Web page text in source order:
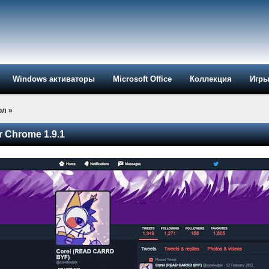
Windows активаторы Microsoft Office Коллекция Игры
»
Chrome 1.9.1